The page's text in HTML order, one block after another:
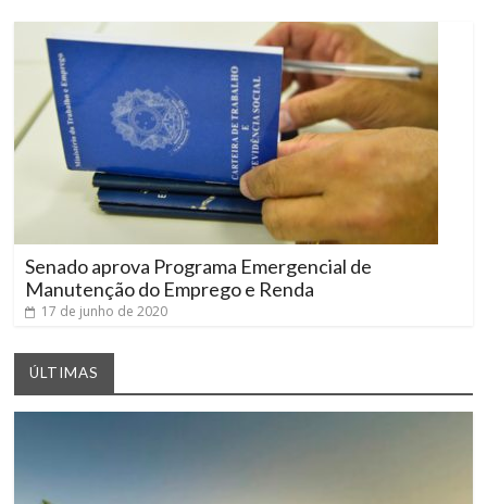
Senado aprova Programa Emergencial de
Manutenção do Emprego e Renda
17 de junho de 2020
ÚLTIMAS